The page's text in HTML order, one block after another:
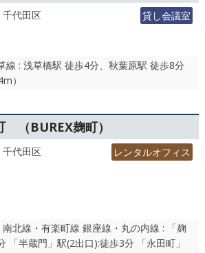
代田区 貸し会議室
線 : 浅草橋駅 徒歩4分、秋葉原駅 徒歩8分
）
（BUREX麹町）
代田区 レンタルオフィス
北線・有楽町線 銀座線・丸の内線 : 「麹
「半蔵門」駅(2出口):徒歩3分 「永田町」